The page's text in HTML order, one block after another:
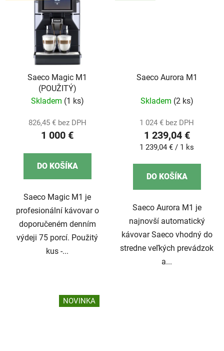
Saeco Magic M1
(POUŽITÝ)
Skladem (1 ks)
826,45 € bez DPH
1 000 €
DO KOŠÍKA
Saeco Magic M1 je
profesionální kávovar o
doporučeném denním
výdeji 75 porcí. Použitý
kus -...
Saeco Aurora M1
Skladem (2 ks)
1 024 € bez DPH
1 239,04 €
Jednotková
1 239,04 € / 1 ks
DO KOŠÍKA
Saeco Aurora M1 je
najnovší automatický
kávovar Saeco vhodný do
stredne veľkých prevádzok
a...
NOVINKA